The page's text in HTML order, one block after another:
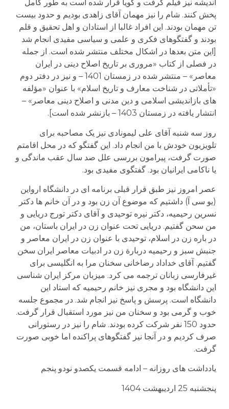
اندیشه نیز فیلم گرفت و گویا قرار شده است به طور کامل
پخش کنند. شام را نیز مهمان آقای زاهدی بودیم و حدود بیست
تن مهمان بودند. این افراد غالبا از استادان و اهل تحقیق و قلم
بودند و گفتگوهای فکری و علمی و سیاسی مفیدی انجام شد
[این متن بعدها در اشکال مختلف منتشر شده است. از جمله
در فصلی از کتاب «مروری بر تاریخ اصلاح دینی در ایران
معاصر» – منتشر شده در زمستان 1401 – و نیز در دفتر دوم
«تأملاتی در شناخت معارف و تاریخ اسلام» با عنوان «مؤلفه
های بازاندیشی اسلامی و دین مدنی و اصلاح دینی معاصر» –
انتشار یافته در زمستان 1403 – بازنشر شده است].
روز سه شنبه آقای علی لیمونادی نیز یک مصاحبه برای
تلویزیون خودش با من انجام داد. این گفتگو که در محل اقامتم
صورت گرفت، پیرامون بررسی علل صد سال عقب ماندگی و
یا ناکامی ایرانیان بود. گفتگوی مفیدی بود.
عصر امروز نیز طبق قرار قبلی برنامه ای در دانشگاه ارواین
(یو سی آ) داشتیم که موضوع آن زن بود و در آن خانم ها دکتر
نسرین رحیمیه، دکتر نیره توحیدی و آقای دکتر تورج دریایی و
من سحن گفتیم. دریایی تحت عنوان زن در ایران باستان، من
در باره زن در اسلام، توحیدی با عنوان زن در ایران معاصر و
جنبش سبز و رحیمیه دربارة زن در ادبیات معاصر ایران سخن
گفتیم. آقای خداداد رضاخانی سخنان مرا به انگلیسی برای
غیرفارسی زبانان ترجمه می کرد. میزبان مرکز ایران شناسی
این دانشگاه بود و مجری نیز خانم رحیمیه که استاد این
دانشگاه است. پرسش و پاسخ نیز انجام شد. در مجموع جلسه
خوب و گرمی بود و سخنان من نیز مورد استقبال قرار گرفت.
حدود 150 نفر شرکت کرده بودند. شام را نیز در رستورانی
صرف کردیم و در آنجا نیز گفتگوهای پراکنده اما خوبی صورت
گرفت.
یادداشت های روزانه – ادامه قسمت یکصدو نودو پنجم
پنجشنبه 25 اردیبهشت 1404